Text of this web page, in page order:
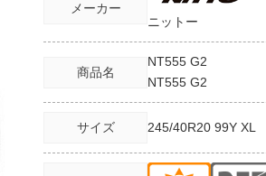
メーカー
ニットー
商品名
NT555 G2
NT555 G2
サイズ 245/40R2099Y XL